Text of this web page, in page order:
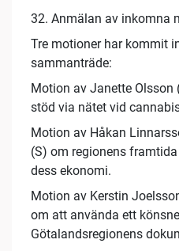
32. Anmälan av inkomna
Tre motioner har kommit
sammanträde:
Motion av Janette
stöd via nätet vid
Motion av Håkan
(S) om regionens
dess ekonomi.
Motion av Kerstin
om att använda ett
Götalandsregionens